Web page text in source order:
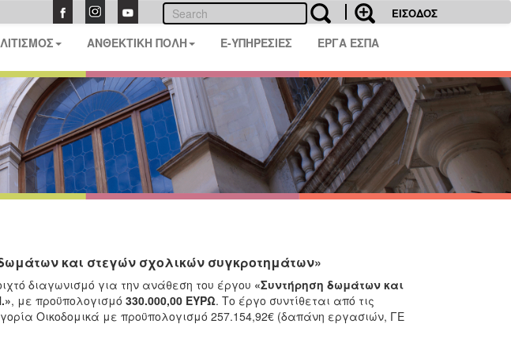
ΕΙΣΟΔΟΣ
ΑΝΘΕΚΤΙΚΗ ΠΟΛΗ E-ΥΠΗΡΕΣΙΕΣ ΕΡΓΑ ΕΣΠΑ
και στεγών σχολικών συγκροτημάτων»
διαγωνισμό για την ανάθεση του έργου «Συντήρηση δωμάτων και
, με προϋπολογισμό 330.000,00 ΕΥΡΩ. Το έργο συντίθεται από τις
Οικοδομικά με προϋπολογισμό 257.154,92€ (δαπάνη εργασιών, ΓΕ